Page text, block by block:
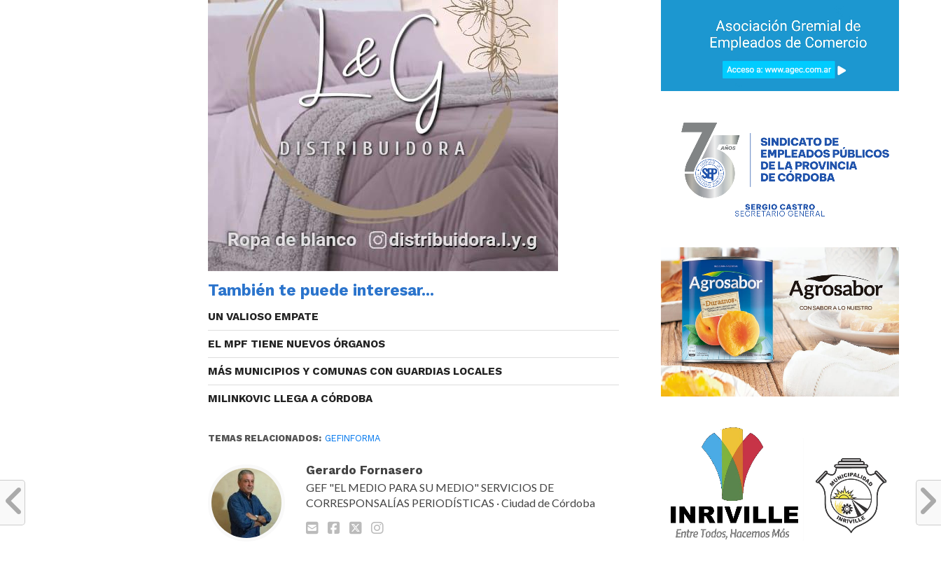
También te puede interesar...
UN VALIOSO EMPATE
EL MPF TIENE NUEVOS ÓRGANOS
MÁS MUNICIPIOS Y COMUNAS CON GUARDIAS LOCALES
MILINKOVIC LLEGA A CÓRDOBA
TEMAS RELACIONADOS: GEFINFORMA
Gerardo Fornasero
GEF "EL MEDIO PARA SU MEDIO" SERVICIOS DE
CORRESPONSALÍAS PERIODÍSTICAS · Ciudad de Córdoba